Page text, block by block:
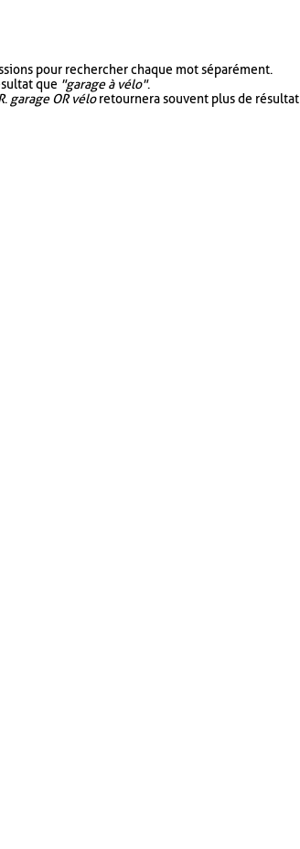
pour rechercher chaque mot séparément.
que "garage à vélo".
. garage OR véloretournera souvent plus de résultat